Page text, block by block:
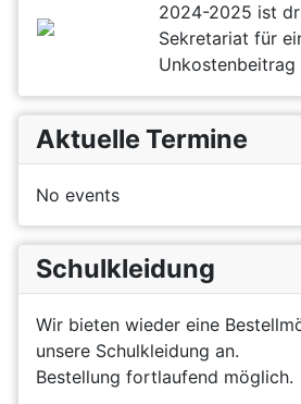
2024-2025 ist
Sekretariat für
Aktuelle Termine
No events
Schulkleidung
Wir bieten wieder eine
unsere Schulkleidung an.
Bestellung fortlaufend möglich.